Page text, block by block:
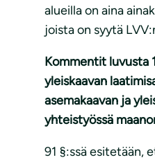
alueilla on aina
joista on syytä
Kommentit luvusta
yleiskaavan
asemakaavan ja
yhteistyössä
91 §:ssä esitetään,